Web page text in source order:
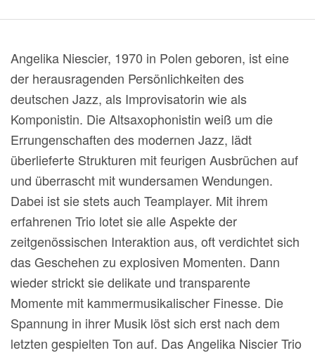
Angelika Niescier, 1970 in Polen geboren, ist eine
der herausragenden Persönlichkeiten des
deutschen Jazz, als Improvisatorin wie als
Komponistin. Die Altsaxophonistin weiß um die
Errungenschaften des modernen Jazz, lädt
überlieferte Strukturen mit feurigen Ausbrüchen auf
und überrascht mit wundersamen Wendungen.
Dabei ist sie stets auch Teamplayer. Mit ihrem
erfahrenen Trio lotet sie alle Aspekte der
zeitgenössischen Interaktion aus, oft verdichtet sich
das Geschehen zu explosiven Momenten. Dann
wieder strickt sie delikate und transparente
Momente mit kammermusikalischer Finesse. Die
Spannung in ihrer Musik löst sich erst nach dem
letzten gespielten Ton auf. Das Angelika Niscier Trio